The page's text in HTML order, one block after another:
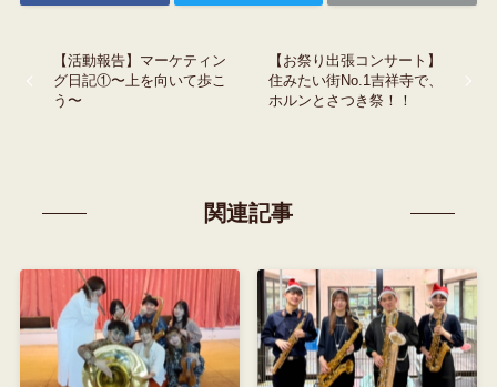
【活動報告】マーケティン
グ日記①〜上を向いて歩こ
う〜
【お祭り出張コンサート】
住みたい街No.1吉祥寺で、
ホルンとさつき祭！！
関連記事